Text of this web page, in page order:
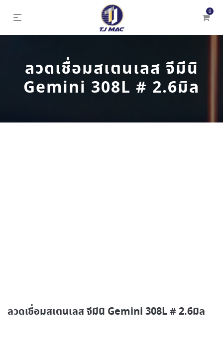
0
ลวดเชื่อมสเตนเลส จีมีนิ
Gemini 308L # 2.6มิล
ลวดเชื่อมสเตนเลส จีมีนิ Gemini 308L # 2.6มิล